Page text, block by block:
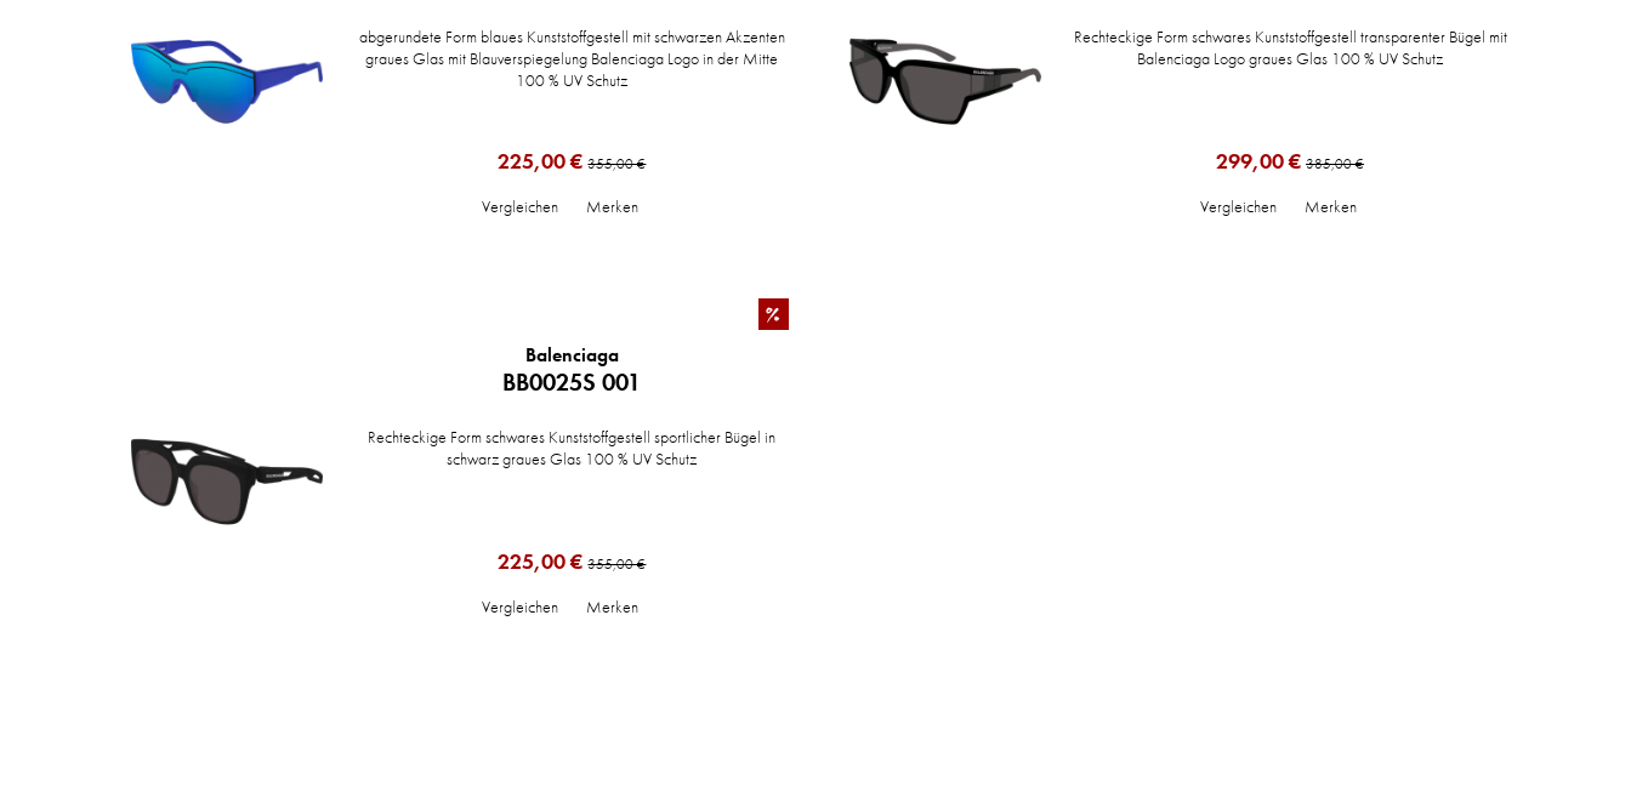
abgerundete Form blaues Kunststoffgestell mit schwarzen Akzenten
graues Glas mit Blauverspiegelung Balenciaga Logo in der Mitte
100 % UV Schutz
225,00 € 355,00 €
Vergleichen Merken
Rechteckige Form schwares Kunststoffgestell transparenter Bügel mit
Balenciaga Logo graues Glas 100 % UV Schutz
299,00 € 385,00 €
Vergleichen Merken
%
Balenciaga
BB0025S 001
Rechteckige Form schwares Kunststoffgestell sportlicher Bügel in
schwarz graues Glas 100 % UV Schutz
225,00 € 355,00 €
Vergleichen Merken